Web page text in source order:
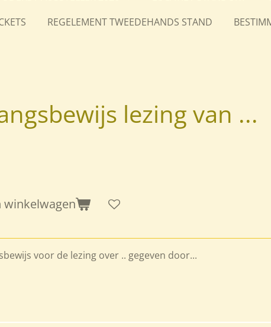
REGELEMENT TWEEDEHANDS STAND
lezing van ...
winkelwagen
voor de lezing over .. gegeven door...